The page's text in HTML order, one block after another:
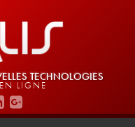
TECHNOLOGIES
LIGNE